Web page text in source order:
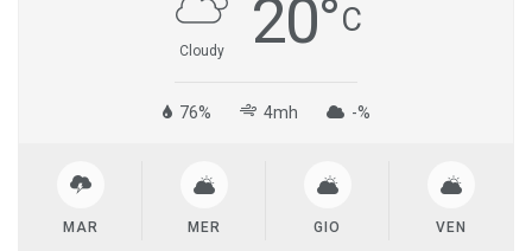
Cloudy 20°C
76% 4mh -%
MAR MER GIO VEN